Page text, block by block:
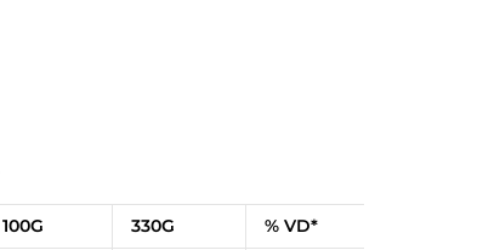
100G 330G
% VD*